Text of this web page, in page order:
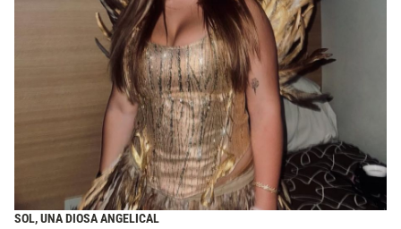
SOL, UNA DIOSA ANGELICAL